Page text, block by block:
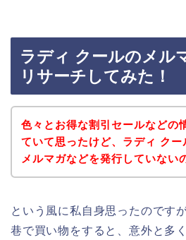
ラディ クールのメル
リサーチしてみた！
色々とお得な割引セールなどの
ていて思ったけど、ラディ クー
メルマガなどを発行していない
という風に私自身思ったのです
巷で買い物をすると、意外と多